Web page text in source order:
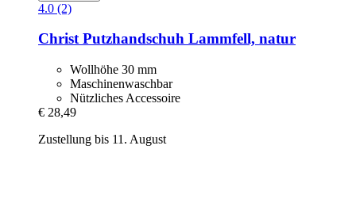
4.0 (2)
ChristPutzhandschuh Lammfell, natur
Wollhöhe 30 mm
Maschinenwaschbar
Nützliches Accessoire
€ 28,49
Zustellung bis 11. August